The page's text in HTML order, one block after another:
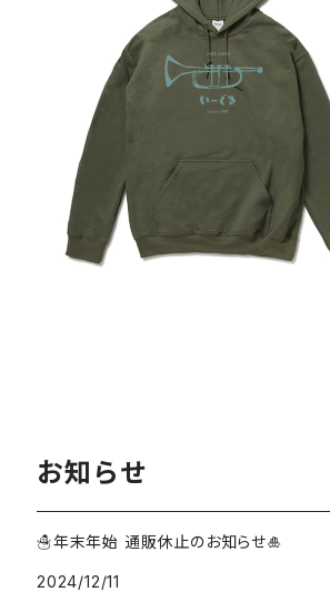
パーカー2024 Ⅱ
SOLD OUT
お知らせ
☃️年末年始 通販休止のお知らせ🎍
2024/12/11